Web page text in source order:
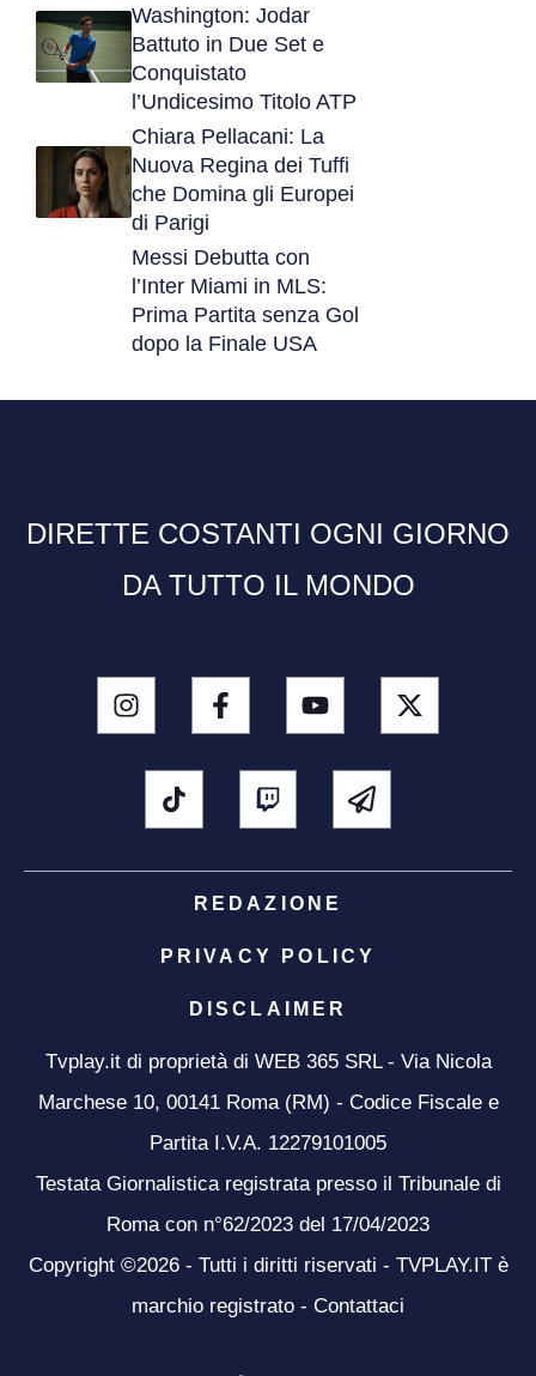
Washington: Jodar
Battuto in Due Set e
Conquistato
l’Undicesimo Titolo ATP
Chiara Pellacani: La
Nuova Regina dei Tuffi
che Domina gli Europei
di Parigi
Messi Debutta con
l’Inter Miami in MLS:
Prima Partita senza Gol
dopo la Finale USA
DIRETTE COSTANTI OGNI GIORNO
DA TUTTO IL MONDO
REDAZIONE
PRIVACY POLICY
DISCLAIMER
Tvplay.it di proprietà di WEB 365 SRL - Via Nicola
Marchese 10, 00141 Roma (RM) - Codice Fiscale e
Partita I.V.A. 12279101005
Testata Giornalistica registrata presso il Tribunale di
Roma con n°62/2023 del 17/04/2023
Copyright ©2026 - Tutti i diritti riservati - TVPLAY.IT è
marchio registrato - Contattaci